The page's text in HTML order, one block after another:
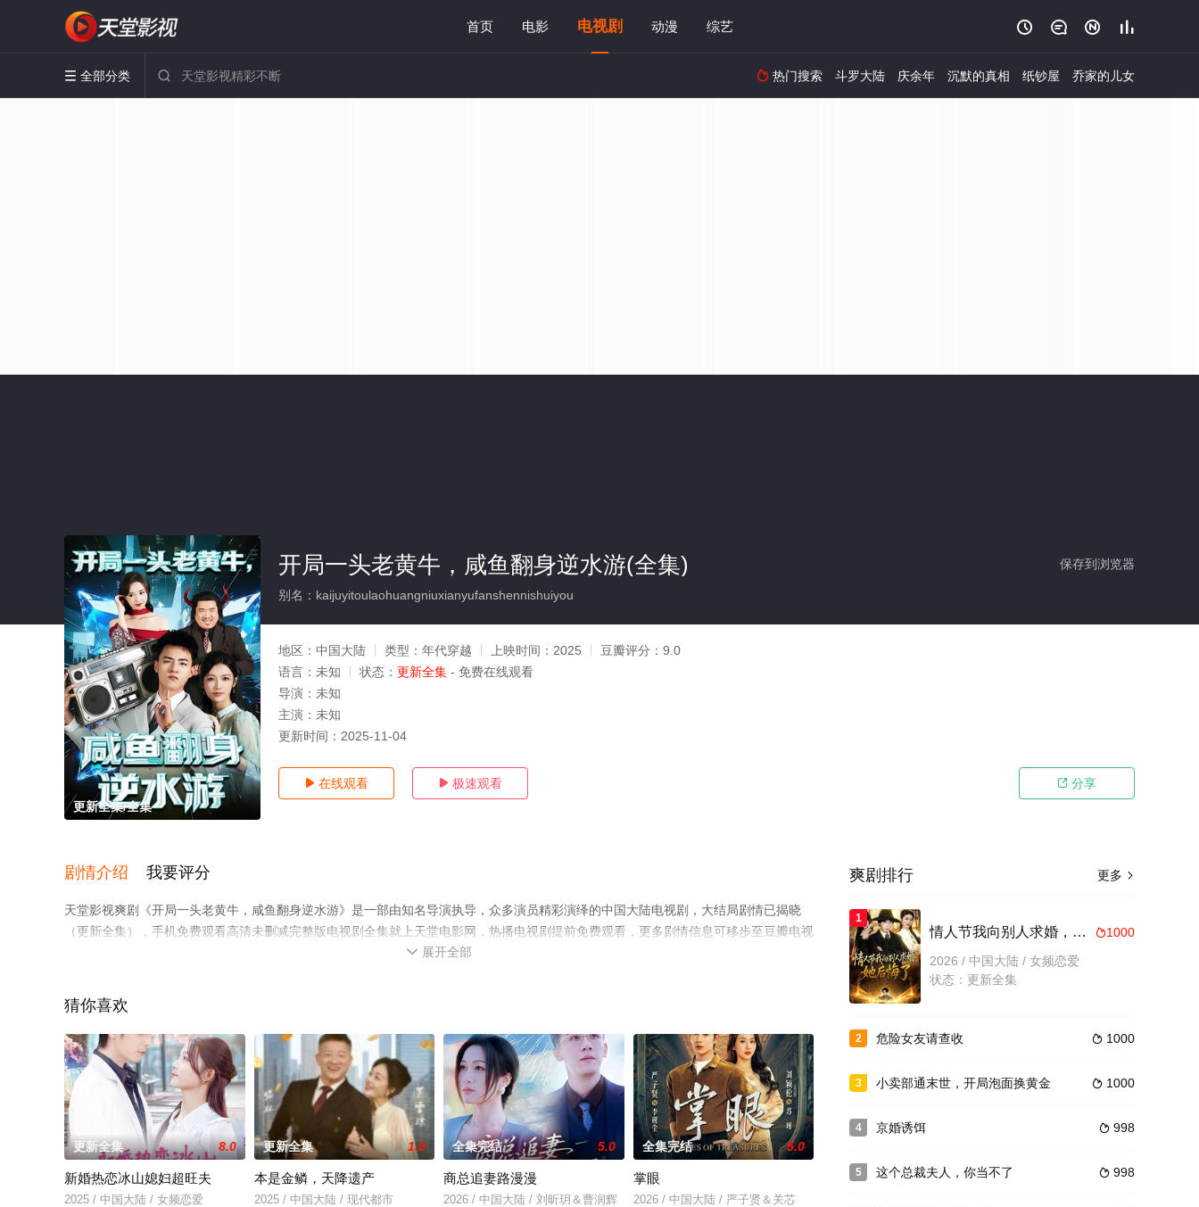
首页 电影 电视剧 动漫 综艺    
 全部分类   热门搜索 斗罗大陆 庆余年 沉默的真相 纸钞屋 乔家的儿女
更新全集/全集
保存到浏览器
开局一头老黄牛，咸鱼翻身逆水游(全集)
别名：kaijuyitoulaohuangniuxianyufanshennishuiyou
地区： 中国大陆 类型： 年代穿越 上映时间： 2025 豆瓣评分： 9.0
语言： 未知 状态： 更新全集 - 免费在线观看
导演： 未知
主演： 未知
更新时间： 2025-11-04
 在线观看  极速观看  分享
剧情介绍 我要评分
天堂影视爽剧《开局一头老黄牛，咸鱼翻身逆水游》是一部由知名导演执导，众多演员精彩演绎的中国大陆电视剧，大结局剧情已揭晓
（更新全集），手机免费观看高清未删减完整版电视剧全集就上天堂电影网，热播电视剧提前免费观看，更多剧情信息可移步至豆瓣电视
 展开全部
猜你喜欢
更新全集 8.0
新婚热恋冰山媳妇超旺夫
2025 / 中国大陆 / 女频恋爱
更新全集 1.0
本是金鳞，天降遗产
2025 / 中国大陆 / 现代都市
全集完结 5.0
商总追妻路漫漫
2026 / 中国大陆 / 刘昕玥＆曹润辉
全集完结 5.0
掌眼
2026 / 中国大陆 / 严子贤＆关芯
更多 
爽剧排行
1
1000
情人节我向别人求婚，她后悔了
2026 / 中国大陆 / 女频恋爱
状态：更新全集
2  1000
危险女友请查收
3  1000
小卖部通末世，开局泡面换黄金
4  998
京婚诱饵
5  998
这个总裁夫人，你当不了